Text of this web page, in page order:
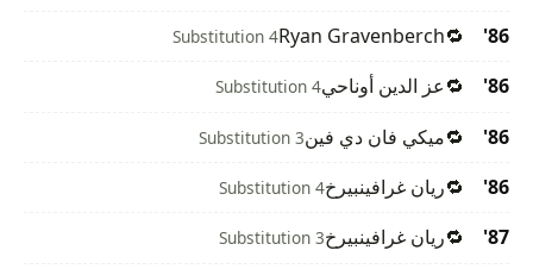
86'
🔁
Ryan Gravenberch
Substitution 4
86'
🔁عز الدين أوناحيSubstitution 4
86'
🔁ميكي فان دي فينSubstitution 3
86'
🔁ريان غرافينبيرخSubstitution 4
87'
🔁ريان غرافينبيرخSubstitution 3